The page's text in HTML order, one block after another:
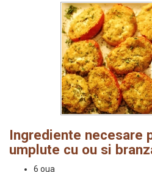
Ingrediente necesare
umplute cu ou si
6 oua